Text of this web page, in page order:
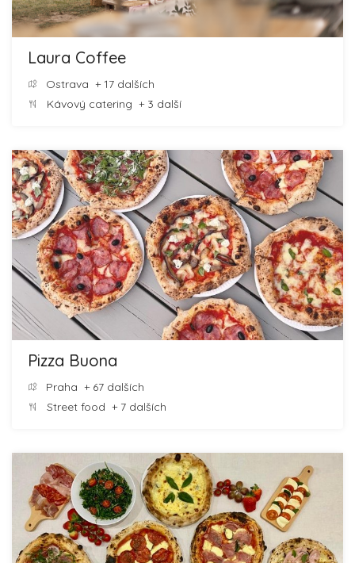
Laura Coffee
Ostrava + 17 dalších
Kávový catering + 3 další
Pizza Buona
Praha + 67 dalších
Street food + 7 dalších